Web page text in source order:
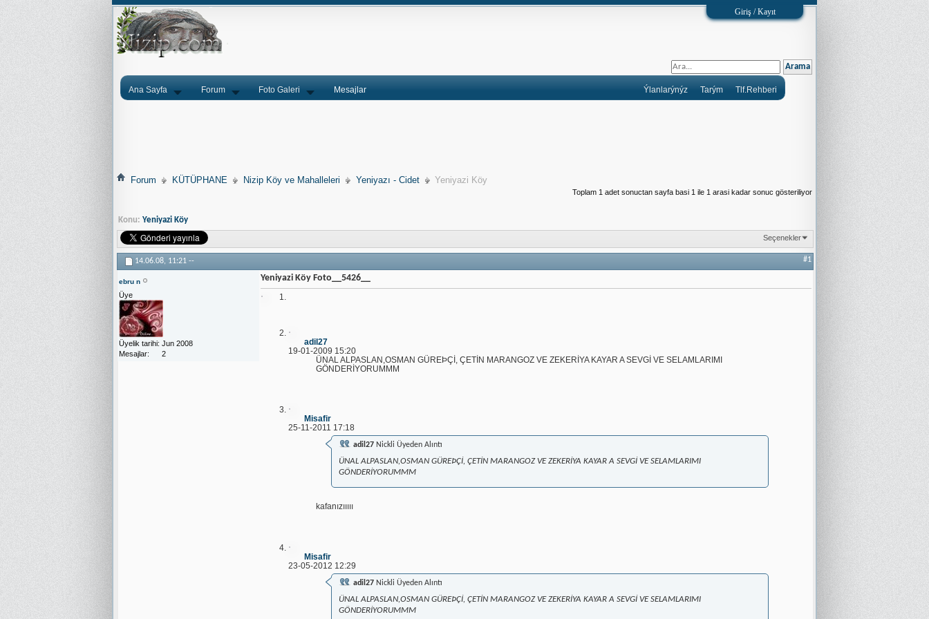
Giriş / Kayıt
Ana Sayfa Forum Foto Galeri Mesajlar Tlf.Rehberi
Tarým
Ýlanlarýnýz
Forum KÜTÜPHANE Nizip Köy ve Mahalleleri Yeniyazı - Cidet Yeniyazi Köy
Toplam 1 adet sonuctan sayfa basi 1 ile 1 arasi kadar sonuc gösteriliyor
Konu: Yeniyazi Köy
Seçenekler
14.06.08, 11:21 -- #1
ebru n
Üye
Üyelik tarihi Jun 2008
Mesajlar
2
Yeniyazi Köy Foto__5426__
adil27
19-01-2009 15:20
ÜNAL ALPASLAN,OSMAN GÜREÞÇİ, ÇETİN MARANGOZ VE ZEKERİYA KAYAR A SEVGİ VE SELAMLARIMI
GÖNDERİYORUMMM
Misafir
25-11-2011 17:18
adil27 Nickli Üyeden Alıntı
ÜNAL ALPASLAN,OSMAN GÜREÞÇİ, ÇETİN MARANGOZ VE ZEKERİYA KAYAR A SEVGİ VE SELAMLARIMI
GÖNDERİYORUMMM
kafanızııııı
Misafir
23-05-2012 12:29
adil27 Nickli Üyeden Alıntı
ÜNAL ALPASLAN,OSMAN GÜREÞÇİ, ÇETİN MARANGOZ VE ZEKERİYA KAYAR A SEVGİ VE SELAMLARIMI
GÖNDERİYORUMMM